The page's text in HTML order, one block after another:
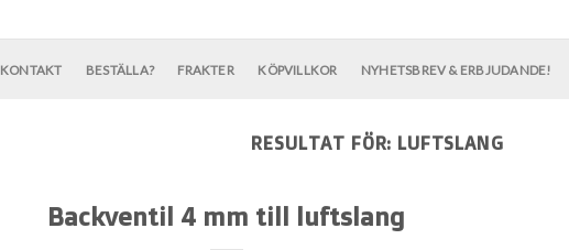
KONTAKT BESTÄLLA? FRAKTER KÖPVILLKOR NYHETSBREV & ERBJUDANDE!
RESULTAT FÖR: LUFTSLANG
Backventil 4 mm till luftslang